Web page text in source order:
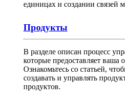
единицах и создании связей
Продукты
В разделе описан процесс
которые предоставляет ваша
Ознакомьтесь со статьей,
создавать и управлять
продуктов.